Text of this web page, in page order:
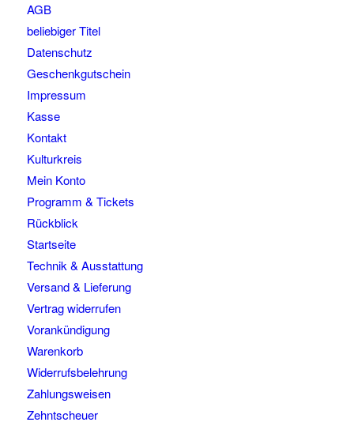
AGB
beliebiger Titel
Datenschutz
Geschenkgutschein
Impressum
Kasse
Kontakt
Kulturkreis
Mein Konto
Programm & Tickets
Rückblick
Startseite
Technik & Ausstattung
Versand & Lieferung
Vertrag widerrufen
Vorankündigung
Warenkorb
Widerrufsbelehrung
Zahlungsweisen
Zehntscheuer